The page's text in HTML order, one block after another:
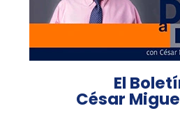
El
César